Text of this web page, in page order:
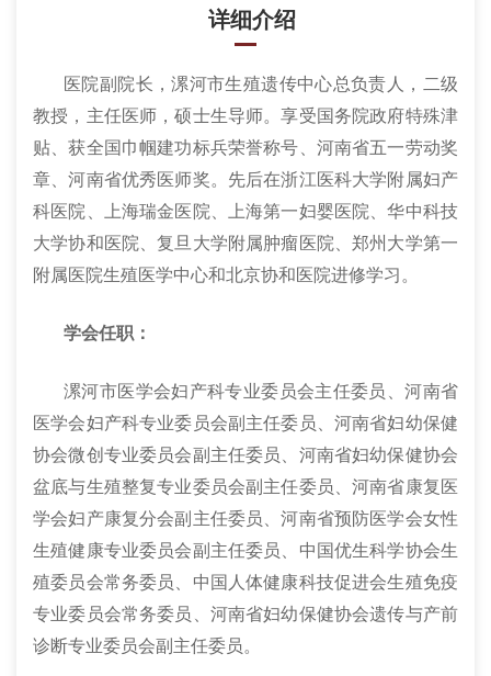
详细介绍
医院副院长，漯河市生殖遗传中心总负责人，二级
教授，主任医师，硕士生导师。享受国务院政府特殊津
贴、获全国巾帼建功标兵荣誉称号、河南省五一劳动奖
章、河南省优秀医师奖。先后在浙江医科大学附属妇产
科医院、上海瑞金医院、上海第一妇婴医院、华中科技
大学协和医院、复旦大学附属肿瘤医院、郑州大学第一
附属医院生殖医学中心和北京协和医院进修学习。
学会任职：
漯河市医学会妇产科专业委员会主任委员、河南省
医学会妇产科专业委员会副主任委员、河南省妇幼保健
协会微创专业委员会副主任委员、河南省妇幼保健协会
盆底与生殖整复专业委员会副主任委员、河南省康复医
学会妇产康复分会副主任委员、河南省预防医学会女性
生殖健康专业委员会副主任委员、中国优生科学协会生
殖委员会常务委员、中国人体健康科技促进会生殖免疫
专业委员会常务委员、河南省妇幼保健协会遗传与产前
诊断专业委员会副主任委员。